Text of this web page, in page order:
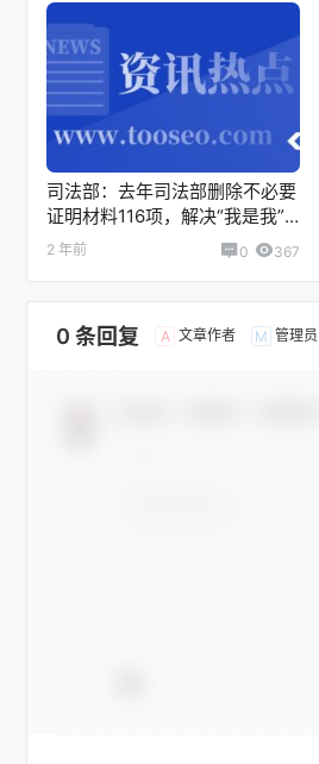
司法部：去年司法部删除不必要
证明材料116项，解决“我是我”
等循环证明问题。
2 年前 0 367
0 条回复 A 文章作者 M 管理员